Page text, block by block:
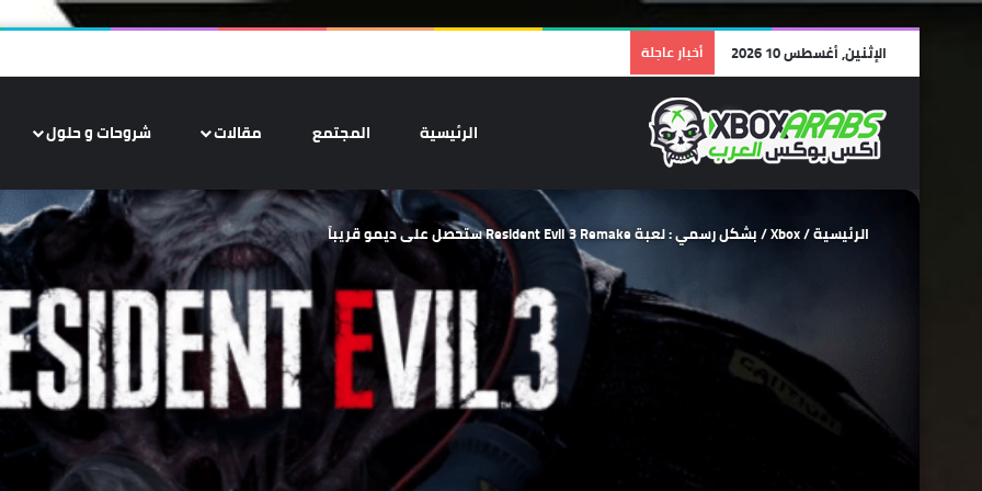
الإثنين, أغسطس 10 2026 أخبار عاجلة
الرئيسية المجتمع مقالات شروحات و حلول
الرئيسية/
Xbox
/بشكل رسمي : لعبة Resident Evil 3 Remake ستحصل على ديمو قريباً